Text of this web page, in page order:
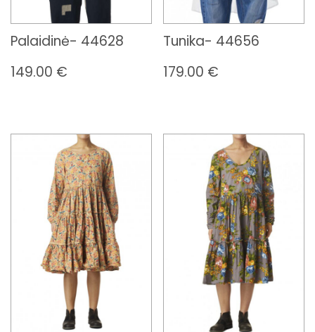
Palaidinė- 44628
149.00 €
Tunika- 44656
179.00 €